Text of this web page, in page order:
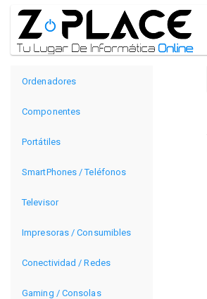
Ordenadores
Componentes
Portátiles
SmartPhones / Teléfonos
Televisor
Impresoras / Consumibles
Conectividad / Redes
Gaming / Consolas